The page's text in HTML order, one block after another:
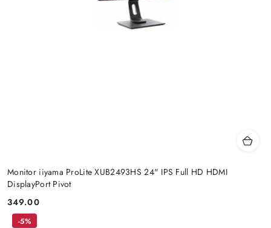
Monitor iiyama ProLite XUB2493HS 24" IPS Full HD HDMI
DisplayPort Pivot
Price:
349.00
-5%